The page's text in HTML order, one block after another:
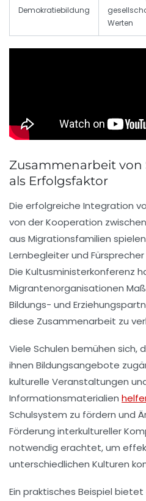
Demokratiebildung
Werten
Zusammenarbeit von
als Erfolgsfaktor
Die erfolgreiche Integration
von der Kooperation
aus Migrationsfamilien
Lernbegleiter und
Die Kultusministerkonferenz
Migrantenorganisationen
Bildungs- und
diese Zusammenarbeit zu
Viele Schulen bemühen sich,
ihnen Bildungsangebote
kulturelle Veranstaltungen
Informationsmaterialien
Schulsystem zu fördern und
Förderung interkultureller
notwendig erachtet, um
unterschiedlichen Kulturen
Ein praktisches Beispiel bietet